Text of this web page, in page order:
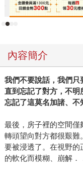
內容簡介
我們不要說話，我們只
直到忘記了對方，不明
忘記了這莫名加諸、不
最後，房子裡的空間僅
轉頭望向對方都很艱難
要被浸透了。在視野
的軟化而模糊、崩解．